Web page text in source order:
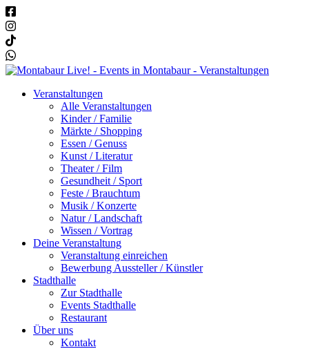
Veranstaltungen
Alle Veranstaltungen
Kinder / Familie
Märkte / Shopping
Essen / Genuss
Kunst / Literatur
Theater / Film
Gesundheit / Sport
Feste / Brauchtum
Musik / Konzerte
Natur / Landschaft
Wissen / Vortrag
Deine Veranstaltung
Veranstaltung einreichen
Bewerbung Aussteller / Künstler
Stadthalle
Zur Stadthalle
Events Stadthalle
Restaurant
Über uns
Kontakt